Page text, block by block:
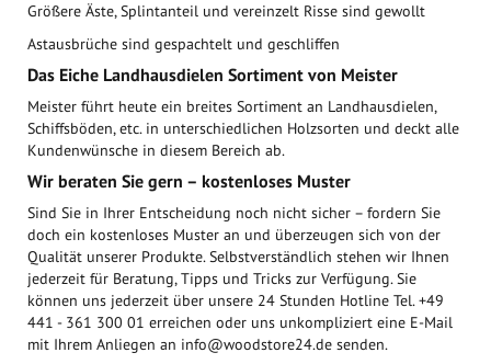
Größere Äste, Splintanteil und vereinzelt Risse sind gewollt
Astausbrüche sind gespachtelt und geschliffen
Das Eiche Landhausdielen Sortiment von Meister
Meister führt heute ein breites Sortiment an Landhausdielen,
Schiffsböden, etc. in unterschiedlichen Holzsorten und deckt alle
Kundenwünsche in diesem Bereich ab.
Wir beraten Sie gern – kostenloses Muster
Sind Sie in Ihrer Entscheidung noch nicht sicher – fordern Sie
doch ein kostenloses Muster an und überzeugen sich von der
Qualität unserer Produkte. Selbstverständlich stehen wir Ihnen
jederzeit für Beratung, Tipps und Tricks zur Verfügung. Sie
können uns jederzeit über unsere 24 Stunden Hotline Tel. +49
441 - 361 300 01 erreichen oder uns unkompliziert eine E-Mail
mit Ihrem Anliegen an info@woodstore24.de senden.